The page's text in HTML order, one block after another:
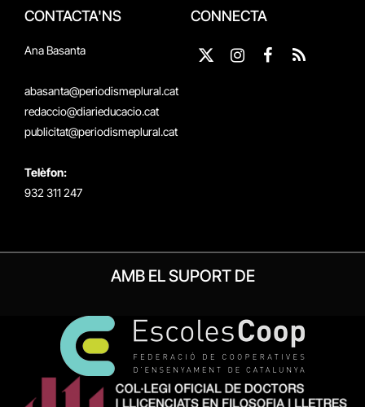
CONTACTA'NS
Ana Basanta
abasanta@periodismeplural.cat
redaccio@diarieducacio.cat
publicitat@periodismeplural.cat
Telèfon:
932 311 247
CONNECTA
X
Instagram
Facebook
RSS
AMB EL SUPORT DE